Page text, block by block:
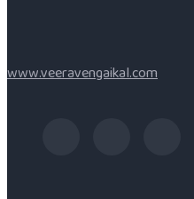
www.veeravengaikal.com